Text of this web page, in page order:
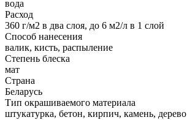
вода
Расход
360 г/м2 в два слоя, до 6 м2/л в 1 слой
Способ нанесения
валик, кисть, распыление
Степень блеска
мат
Страна
Беларусь
Тип окрашиваемого материала
штукатурка, бетон, кирпич, камень, дерево